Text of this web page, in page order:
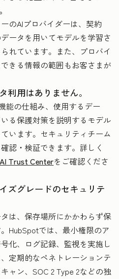
のAIプロバイダーは、契約
ータを用いてモデルを学習さ
れています。また、プロバイ
きる情報の範囲もお客さまが
利用はありません。
能の仕組み、使用するデー
る保護対策を説明するモデル
います。セキュリティチーム
認・検証できます。詳しく
AI Trust Centerをご確認くださ
ズグレードのセキュリテ
は、保存場所にかかわらず保
HubSpotでは、最小権限のア
化、ログ記録、監視を実施し
定期的なペネトレーションテ
ャン、SOC 2 Type 2などの独